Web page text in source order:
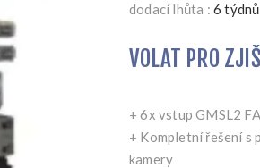
dodací lhůta : 6 týdnů
VOLAT PRO
+ 6x vstup GMSL2
+ Kompletní řešení s
kamery